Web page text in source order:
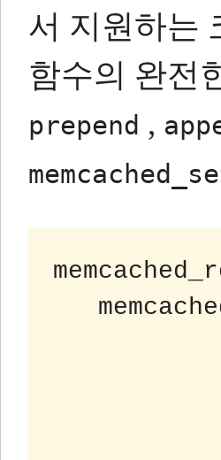
서 지원하는
함수의 완전
prepend ,